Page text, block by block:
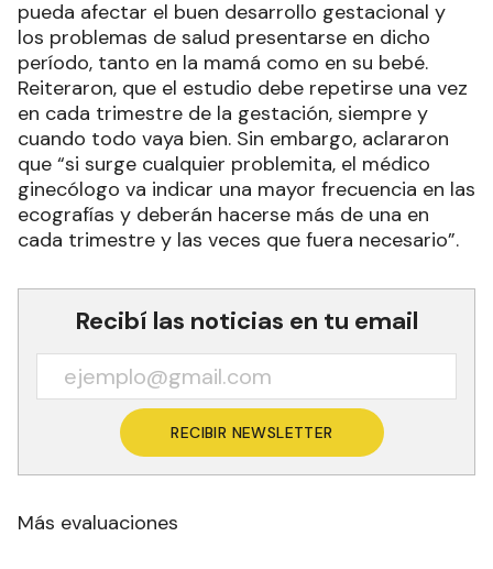
pueda afectar el buen desarrollo gestacional y
los problemas de salud presentarse en dicho
período, tanto en la mamá como en su bebé.
Reiteraron, que el estudio debe repetirse una vez
en cada trimestre de la gestación, siempre y
cuando todo vaya bien. Sin embargo, aclararon
que “si surge cualquier problemita, el médico
ginecólogo va indicar una mayor frecuencia en las
ecografías y deberán hacerse más de una en
cada trimestre y las veces que fuera necesario”.
Recibí las noticias en tu email
RECIBIR NEWSLETTER
Más evaluaciones